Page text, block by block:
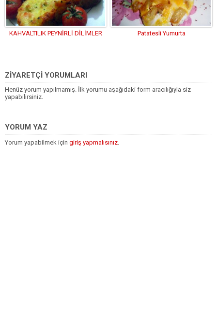
KAHVALTILIK PEYNİRLİ DİLİMLER Patatesli Yumurta
ZİYARETÇİ YORUMLARI
Henüz yorum yapılmamış. İlk yorumu aşağıdaki form aracılığıyla siz
yapabilirsiniz.
YORUM YAZ
Yorum yapabilmek için giriş yapmalısınız